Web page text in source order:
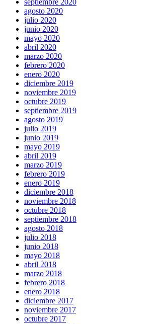
septiembre 2020
agosto 2020
julio 2020
junio 2020
mayo 2020
abril 2020
marzo 2020
febrero 2020
enero 2020
diciembre 2019
noviembre 2019
octubre 2019
septiembre 2019
agosto 2019
julio 2019
junio 2019
mayo 2019
abril 2019
marzo 2019
febrero 2019
enero 2019
diciembre 2018
noviembre 2018
octubre 2018
septiembre 2018
agosto 2018
julio 2018
junio 2018
mayo 2018
abril 2018
marzo 2018
febrero 2018
enero 2018
diciembre 2017
noviembre 2017
octubre 2017